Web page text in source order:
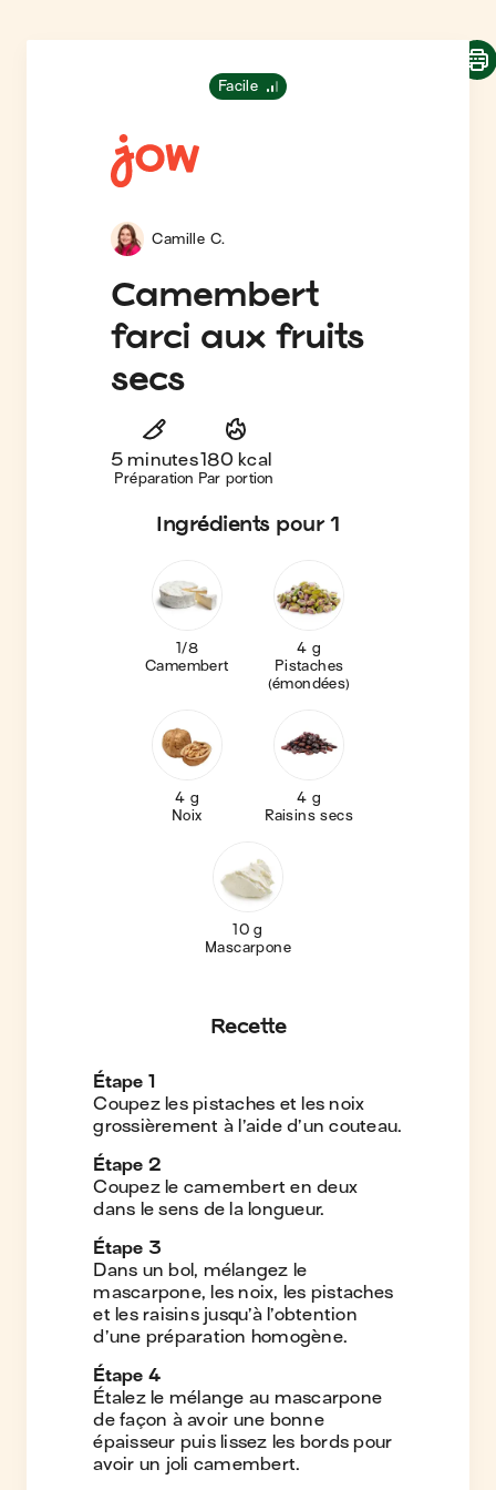
Facile
Camille C.
Camembert
farci aux fruits
secs
5 minutes
Préparation
180 kcal
Par portion
Ingrédients pour 1
1/8
Camembert
4 g
Pistaches
(émondées)
4 g
Noix
4 g
Raisins secs
10 g
Mascarpone
Recette
Étape 1
Coupez les pistaches et les noix
grossièrement à l’aide d’un couteau.
Étape 2
Coupez le camembert en deux
dans le sens de la longueur.
Étape 3
Dans un bol, mélangez le
mascarpone, les noix, les pistaches
et les raisins jusqu’à l’obtention
d’une préparation homogène.
Étape 4
Étalez le mélange au mascarpone
de façon à avoir une bonne
épaisseur puis lissez les bords pour
avoir un joli camembert.